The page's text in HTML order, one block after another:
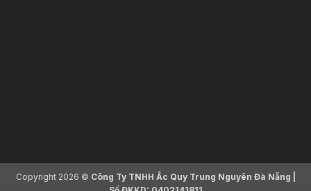
Copyright 2026 © Công Ty TNHH Ắc Quy Trung Nguyên Đà Nẵng |